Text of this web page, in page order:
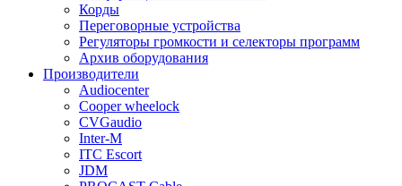
Корды
Переговорные устройства
Регуляторы громкости и селекторы программ
Архив оборудования
Производители
Audiocenter
Cooper wheelock
CVGaudio
Inter-M
ITC Escort
JDM